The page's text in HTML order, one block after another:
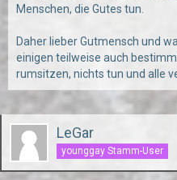
Menschen, die Gutes tun.
Daher lieber Gutmensch und
einigen teilweise auch
rumsitzen, nichts tun und alle
LeGar
younggay Stamm-User